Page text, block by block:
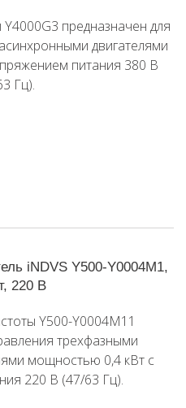
предназначен для
двигателями
питания 380 В
Гц).
iNDVS Y500-Y0004M1,
220 В
Y500-Y0004M11
трехфазными
мощностью 0,4 кВт с
220 В (47/63 Гц).